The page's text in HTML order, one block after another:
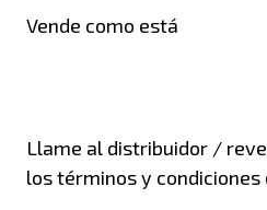
Vende como está
Llame al distribuidor /
los términos y condiciones